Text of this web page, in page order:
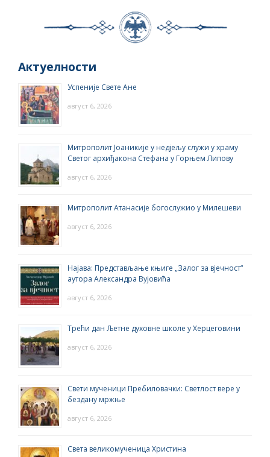
Актуелности
Успеније Свете Ане
август 6, 2026
Митрополит Јоаникије у недјељу служи у храму
Светог архиђакона Стефана у Горњем Липову
август 6, 2026
Митрополит Атанасије богослужио у Милешеви
август 6, 2026
Најава: Представљање књиге „Залог за вјечност“
аутора Александра Вујовића
август 6, 2026
Трећи дан Љетне духовне школе у Херцеговини
август 6, 2026
Свети мученици Пребиловачки: Светлост вере у
бездану мржње
август 6, 2026
Света великомученица Христина